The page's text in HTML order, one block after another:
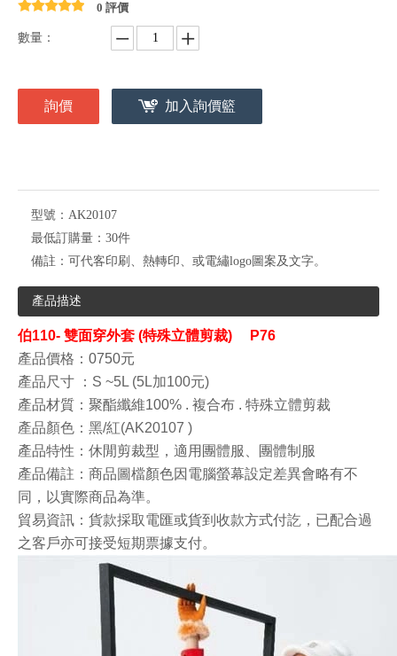
0 評價
數量：
詢價 加入詢價籃
型號： AK20107
最低訂購量： 30件
備註： 可代客印刷、熱轉印、或電繡logo圖案及文字。
產品描述
伯110- 雙面穿外套 (特殊立體剪裁) P76
產品價格：0750元
產品尺寸
：S ~5L (5L加100元)
產品材質 ：聚酯纖維100% . 複合布 . 特殊立體剪裁
產品顏色 ：黑/紅(AK20107 )
產品特性 ： 休閒剪裁型 ， 適用團體服、團體制服
產品備註：商品圖檔顏色因電腦螢幕設定差異會略有不
同，以實際商品為準。
貿易資訊：貨款採取電匯或貨到收款方式付訖，已配合過
之客戶亦可接受短期票據支付。